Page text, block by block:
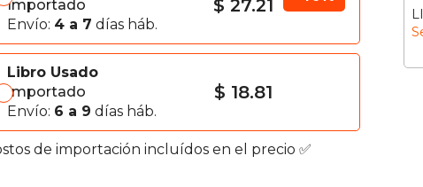
Importado
Envío: 4 a 7 días háb.
$ 27.21
Libro Usado
Importado
Envío: 6 a 9 días háb.
$ 18.81
de importación incluídos en el precio ✅